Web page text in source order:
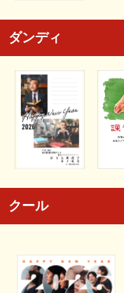
ダンディ
クール